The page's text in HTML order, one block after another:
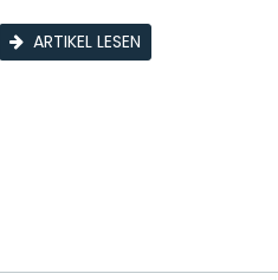
ARTIKEL LESEN